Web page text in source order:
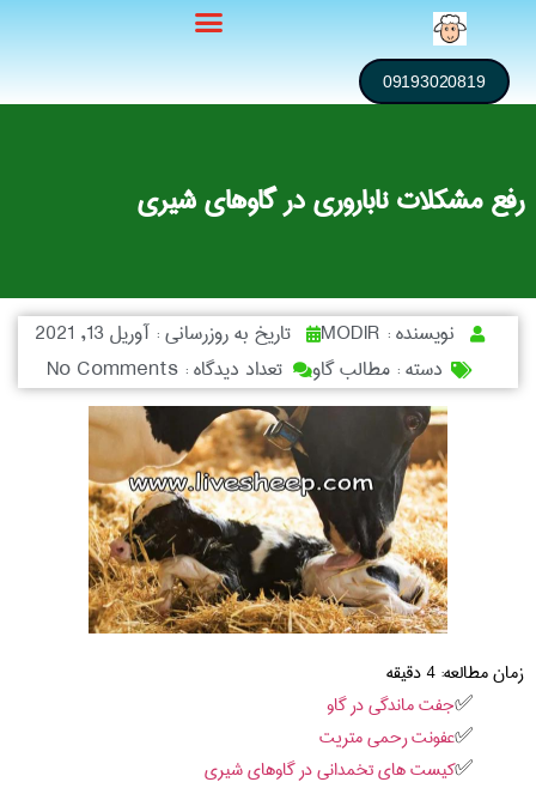
09193020819
رفع مشکلات ناباروری در گاوهای شیری
نویسنده : تاریخ به روزرسانی :آوریل 13, 2021
دسته :مطالب گاو تعداد دیدگاه :No Comments
زمان مطالعه:4دقیقه
جفت ماندگی در گاو
عفونت رحمی متریت
کیست های تخمدانی در گاوهای شیری